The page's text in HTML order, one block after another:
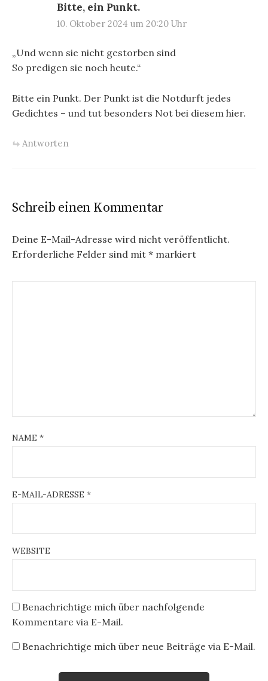
Bitte, ein Punkt.
10. Oktober 2024 um 20:20 Uhr
„Und wenn sie nicht gestorben sind
So predigen sie noch heute.“
Bitte ein Punkt. Der Punkt ist die Notdurft jedes
Gedichtes – und tut besonders Not bei diesem hier.
Antworten
Schreib einen Kommentar
Deine E-Mail-Adresse wird nicht veröffentlicht.
Erforderliche Felder sind mit * markiert
NAME *
E-MAIL-ADRESSE *
WEBSITE
Benachrichtige mich über nachfolgende
Kommentare via E-Mail.
Benachrichtige mich über neue Beiträge via E-Mail.